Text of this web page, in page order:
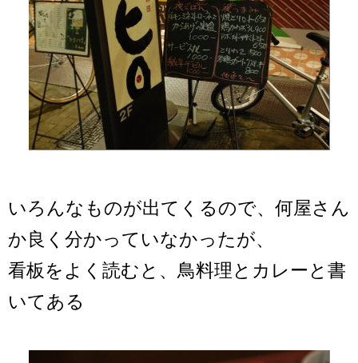
いろんなものが出てくるので、何屋さん
か良く分かっていなかったが、
看板をよく読むと、鳥料理とカレーと書
いてある